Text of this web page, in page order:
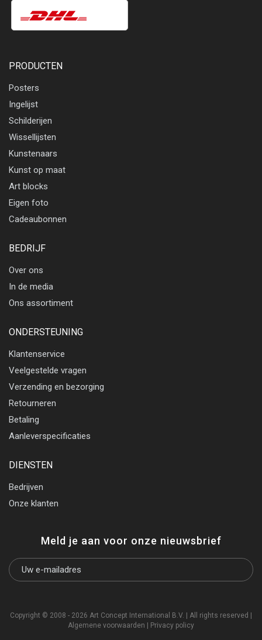
PRODUCTEN
Posters
Ingelijst
Schilderijen
Wissellijsten
Kunstenaars
Kunst op maat
Art blocks
Eigen foto
Cadeaubonnen
BEDRIJF
Over ons
In de media
Ons assortiment
ONDERSTEUNING
Klantenservice
Veelgestelde vragen
Verzending en bezorging
Retourneren
Betaling
Aanleverspecificaties
DIENSTEN
Bedrijven
Onze klanten
Meld je aan voor onze nieuwsbrief
Copyright © 2008 - 2026 Art Concept International B.V. | All rights reserved |
Algemene voorwaarden
Privacy policy